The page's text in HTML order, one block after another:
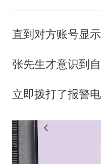
直到对方账号显
张先生才意识到
立即拨打了报警